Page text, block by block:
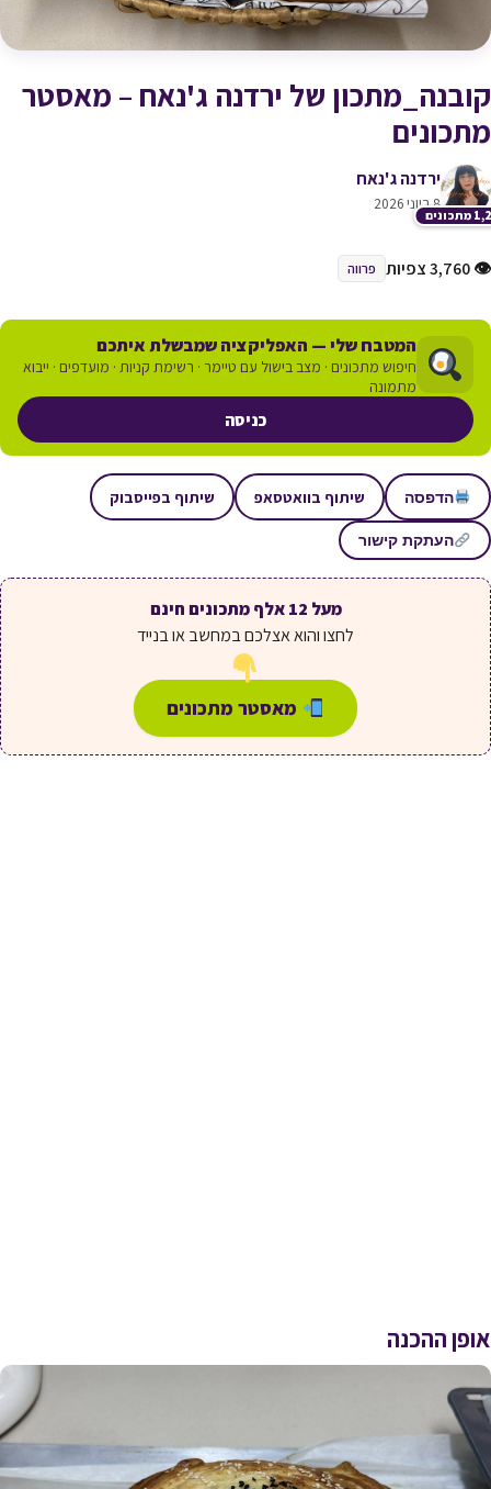
קובנה_מתכון של ירדנה ג'נאח – מאסטר
מתכונים
ירדנה ג'נאח
8 ביוני 2026
👁 3,760 צפיות פרווה
המטבח שלי — האפליקציה שמבשלת איתכם
חיפוש מתכונים · מצב בישול עם טיימר · רשימת קניות · מועדפים · ייבוא
מתמונה
כניסה
הדפסה שיתוף בוואטסאפ שיתוף בפייסבוק
העתקת קישור
מעל 12 אלף מתכונים חינם
לחצו והוא אצלכם במחשב או בנייד
מאסטר מתכונים
אופן ההכנה